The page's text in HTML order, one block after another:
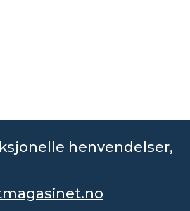
henvendelser,